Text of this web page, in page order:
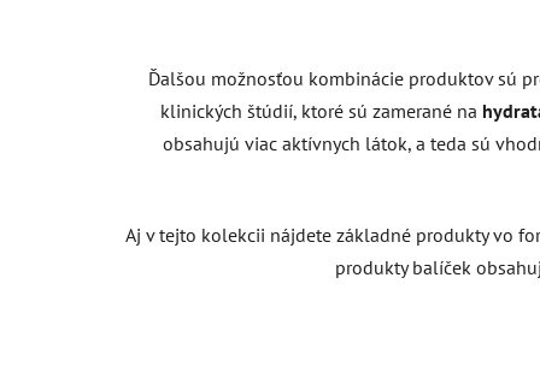
Ďalšou možnosťou kombinácie produktov sú
klinických štúdií, ktoré sú zamerané na
obsahujú viac aktívnych látok, a teda sú
Aj v tejto kolekcii nájdete základné produkty vo
produkty balíček